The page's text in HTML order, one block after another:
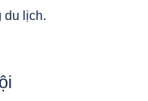
du lịch.